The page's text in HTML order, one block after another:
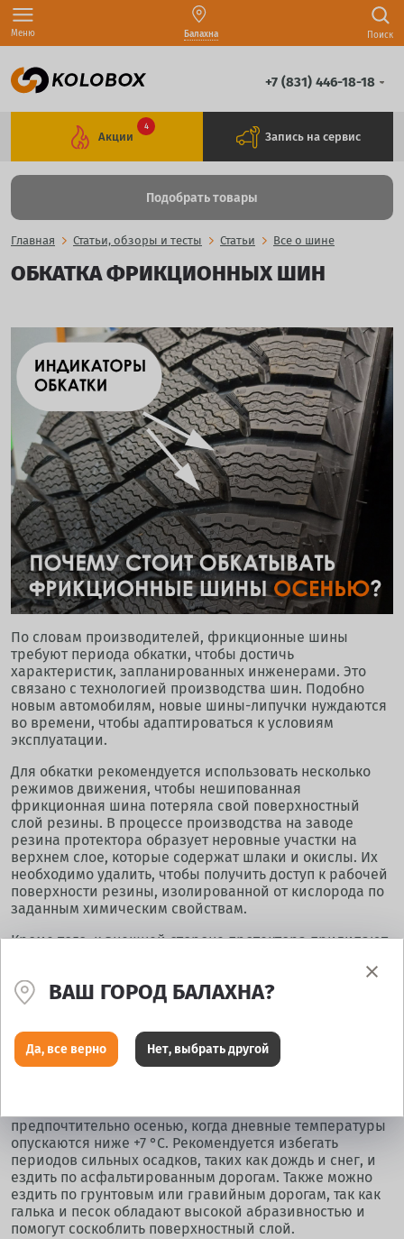
Меню Балахна Поиск
+7 (831) 446-18-18
Акции
4
Запись на сервис
Подобрать товары
Главная Статьи, обзоры и тесты Статьи Все о шине
ОБКАТКА ФРИКЦИОННЫХ ШИН
По словам производителей, фрикционные шины
требуют периода обкатки, чтобы достичь
характеристик, запланированных инженерами. Это
связано с технологией производства шин. Подобно
новым автомобилям, новые шины-липучки нуждаются
во времени, чтобы адаптироваться к условиям
эксплуатации.
Для обкатки рекомендуется использовать несколько
режимов движения, чтобы нешипованная
фрикционная шина потеряла свой поверхностный
слой резины. В процессе производства на заводе
резина протектора образует неровные участки на
верхнем слое, которые содержат шлаки и окислы. Их
необходимо удалить, чтобы получить доступ к рабочей
поверхности резины, изолированной от кислорода по
заданным химическим свойствам.
Кроме того, к внешней стороне протектора прилипают
защитный слой, который предотвращает загрязнение
капиллярных каналов и деформацию шин при
хранении на складах. Однако при движении эта смазка
сцепные свойства, поэтому её необходимо удалять.
предпочтительно осенью, когда дневные температуры
опускаются ниже +7 °C. Рекомендуется избегать
периодов сильных осадков, таких как дождь и снег, и
ездить по асфальтированным дорогам. Также можно
ездить по грунтовым или гравийным дорогам, так как
галька и песок обладают высокой абразивностью и
помогут соскоблить поверхностный слой.
ВАШ ГОРОД БАЛАХНА?
Да, все верно Нет, выбрать другой